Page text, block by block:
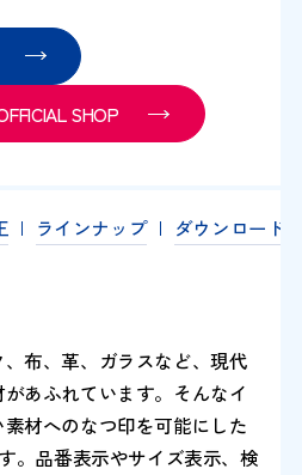
SHOP
ラインナップ ダウンロード
布、革、ガラスなど、現代
あふれています。そんなイ
材へのなつ印を可能にした
。品番表示やサイズ表示、検